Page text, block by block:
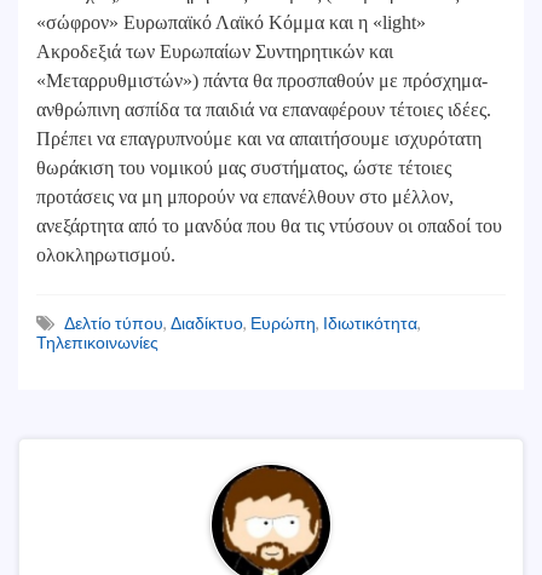
«σώφρον» Ευρωπαϊκό Λαϊκό Κόμμα και η «light»
Ακροδεξιά των Ευρωπαίων Συντηρητικών και
«Μεταρρυθμιστών») πάντα θα προσπαθούν με πρόσχημα-
ανθρώπινη ασπίδα τα παιδιά να επαναφέρουν τέτοιες ιδέες.
Πρέπει να επαγρυπνούμε και να απαιτήσουμε ισχυρότατη
θωράκιση του νομικού μας συστήματος, ώστε τέτοιες
προτάσεις να μη μπορούν να επανέλθουν στο μέλλον,
ανεξάρτητα από το μανδύα που θα τις ντύσουν οι οπαδοί του
ολοκληρωτισμού.
Δελτίο τύπου, Διαδίκτυο, Ευρώπη, Ιδιωτικότητα,
Τηλεπικοινωνίες